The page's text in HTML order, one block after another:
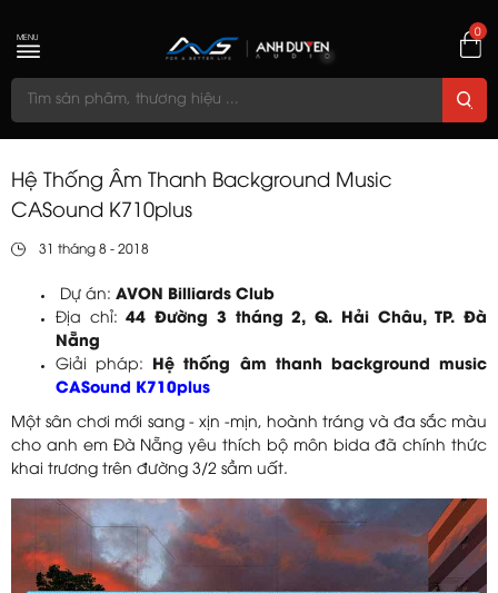
0
MENU
Hệ Thống Âm Thanh Background Music
CASound K710plus
31 tháng 8 - 2018
Dự án: AVON Billiards Club
Địa chỉ:44 Đường 3 tháng 2, Q. Hải Châu, TP. Đà
Nẵng
Giải pháp:
Hệ thống âm thanh background music
CASound K710plus
Một sân chơi mới sang - xịn -mịn, hoành tráng và đa sắc màu
cho anh em Đà Nẵng yêu thích bộ môn bida đã chính thức
khai trương trên đường 3/2 sầm uất.